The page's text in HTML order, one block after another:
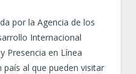
por la Agencia de los
Internacional
Presencia en Línea
país al que pueden visitar